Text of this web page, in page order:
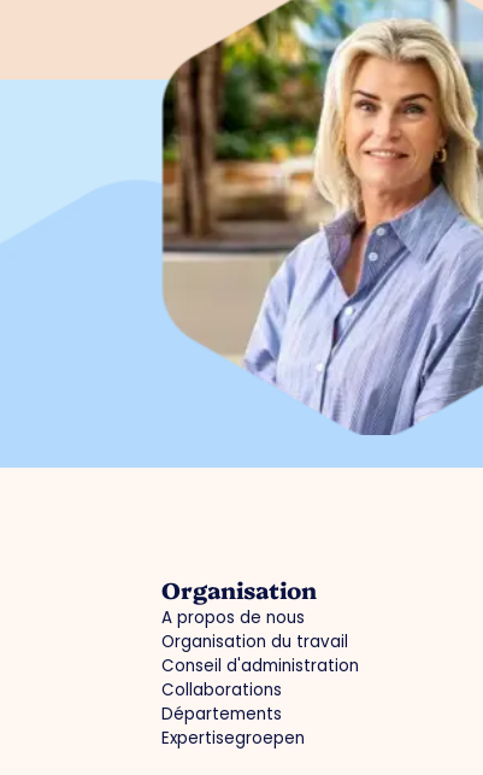
Organisation
A propos de nous
Organisation du travail
Conseil d'administration
Collaborations
Départements
Expertisegroepen